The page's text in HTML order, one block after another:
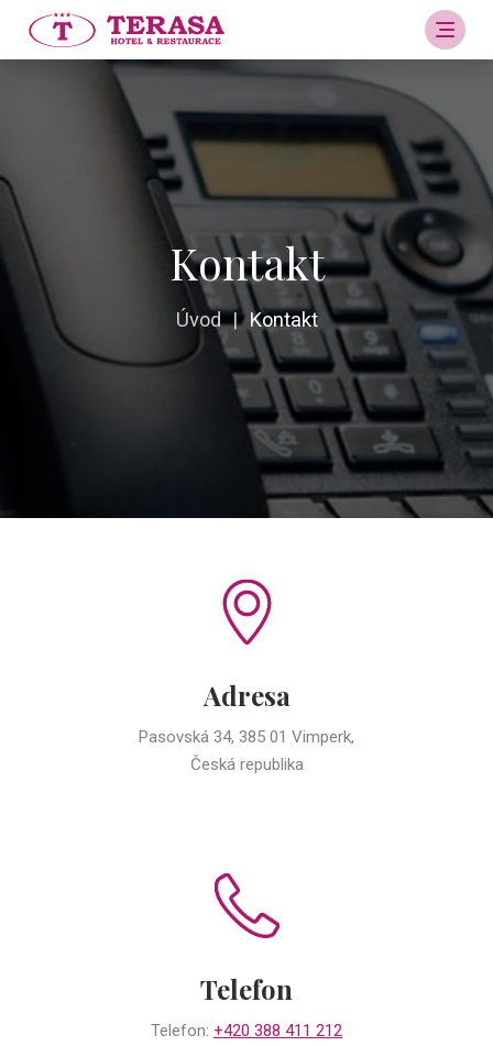
Kontakt
Úvod| Kontakt
Adresa
Pasovská 34, 385 01 Vimperk,
Česká republika
Telefon
Telefon: +420 388 411 212